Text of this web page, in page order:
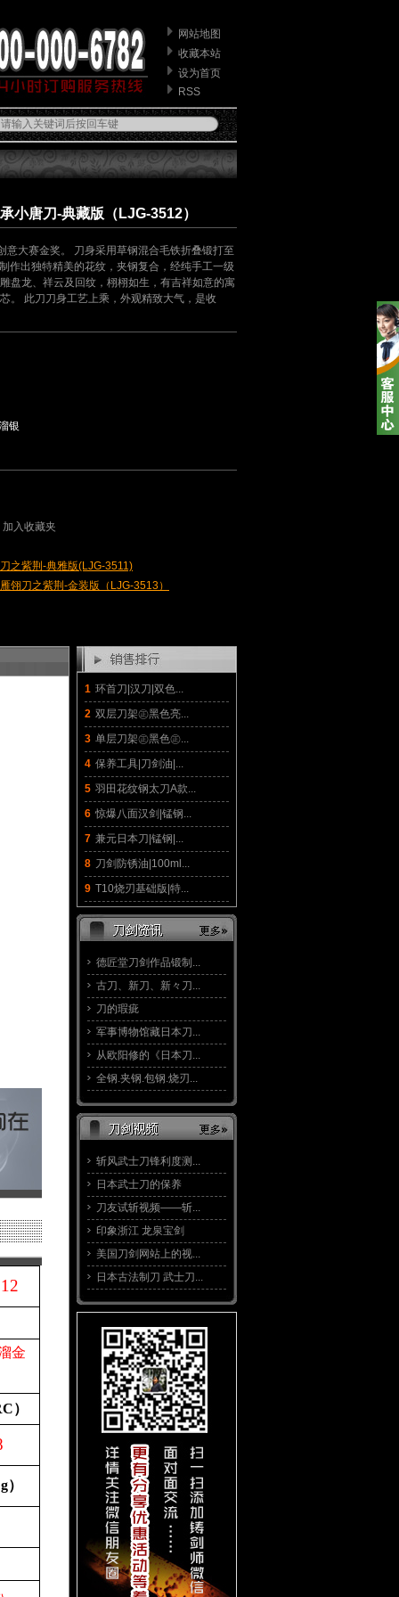
网站地图
收藏本站
设为首页
RSS
小唐刀-典藏版（LJG-3512）
意大赛金奖。 刀身采用草钢混合毛铁折叠锻打至
作出独特精美的花纹，夹钢复合，经纯手工一级
盘龙、祥云及回纹，栩栩如生，有吉祥如意的寓
。 此刀刀身工艺上乘，外观精致大气，是收
银
加入收藏夹
之紫荆-典雅版(LJG-3511)
翎刀之紫荆-金装版（LJG-3513）
金
）
g）
1 环首刀|汉刀|双色...
2 双层刀架㊣黑色亮...
3 单层刀架㊣黑色㊣...
4 保养工具|刀剑油|...
5 羽田花纹钢太刀A款...
6 惊爆八面汉剑|锰钢...
7 兼元日本刀|锰钢|...
8 刀剑防锈油|100ml...
9 T10烧刃基础版|特...
德匠堂刀剑作品锻制...
古刀、新刀、新々刀...
刀的瑕疵
军事博物馆藏日本刀...
从欧阳修的《日本刀...
全钢.夹钢.包钢.烧刃...
斩风武士刀锋利度测...
日本武士刀的保养
刀友试斩视频——斩...
印象浙江 龙泉宝剑
美国刀剑网站上的视...
日本古法制刀 武士刀...